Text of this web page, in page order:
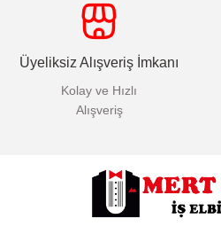
Üyeliksiz Alışveriş İmkanı
Kolay ve Hızlı
Alışveriş